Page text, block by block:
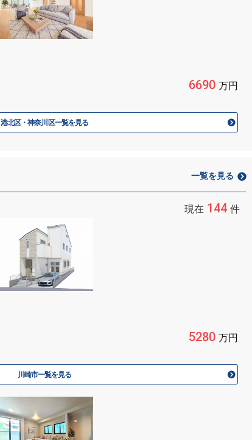
6690万円
港北区・神奈川区一覧を見る
一覧を見る
現在 144 件
5280万円
川崎市一覧を見る